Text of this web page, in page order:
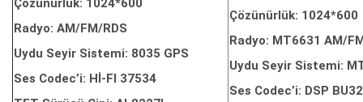
Çözünürlük: 1024*600
Radyo: AM/FM/RDS
Uydu Seyir Sistemi: 8035 GPS
Ses Codec’i: Hİ-FI 37534
Çözünürlük: 1024*600
Radyo: MT6631 AM/
Uydu Seyir Sistemi:
Ses Codec’i: DSP